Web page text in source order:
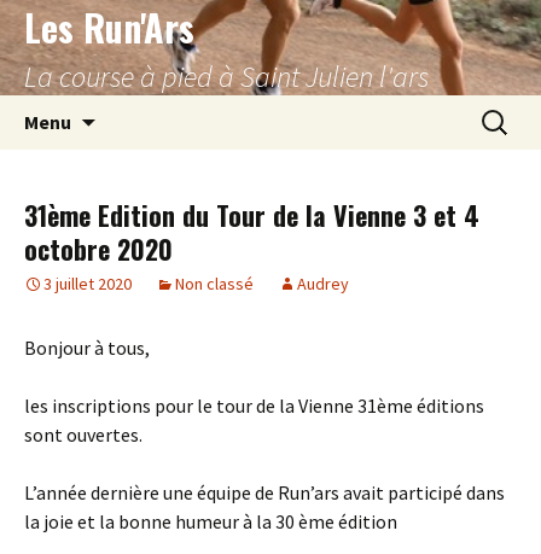
Aller
au
contenu
Les Run'Ars
La course à pied à Saint Julien l'ars
Menu
31ème Edition du Tour de la Vienne 3 et 4
octobre 2020
3 juillet 2020 Non classé Audrey
Bonjour à tous,
les inscriptions pour le tour de la Vienne 31ème éditions
sont ouvertes.
L’année dernière une équipe de Run’ars avait participé dans
la joie et la bonne humeur à la 30 ème édition